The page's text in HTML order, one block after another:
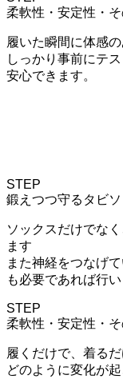
柔軟性・安定性・
履いた瞬間に体感
しっかり事前にテ
安心できます。
STEP
鍛えつつ守るタビ
ソックスだけでな
ます
また神経をつなげ
も必要であれば行
STEP
柔軟性・安定性・
履くだけで、着る
どのように変化が